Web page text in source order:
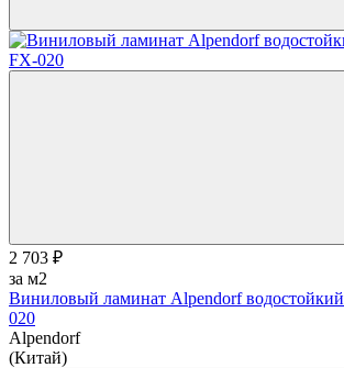
2 703 ₽
за м2
Виниловый ламинат Alpendorf
020
Alpendorf
(Китай)